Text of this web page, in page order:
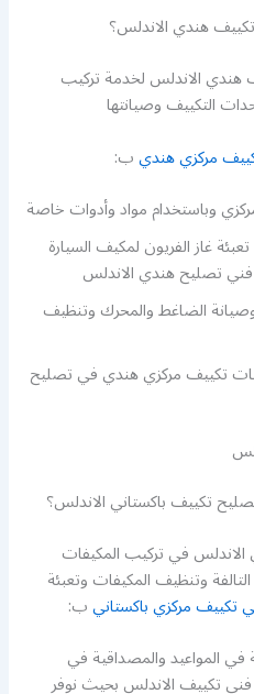
هندي الاندلس؟
الاندلس لخدمة تركيب
التكييف وصيانتها
مركزي هنديب:
وباستخدام مواد وأدوات خاصة
غاز الفريون لمكيف السيارة
تصليح هندي الاندلس
الضاغط والمحرك وتنظيف
تكييف مركزي هندي في تصليح
تكييف باكستاني الاندلس؟
في تركيب المكيفات
وتنظيف المكيفات وتعبئة
تكييف مركزي باكستانيب:
في المواعيد والمصداقية في
تكييف الاندلس بحيث نوفر